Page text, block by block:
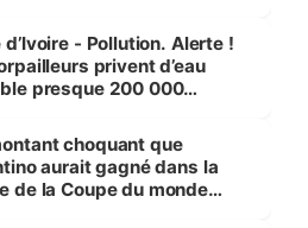
d’Ivoire - Pollution. Alerte !
privent d’eau
presque 200 000
choquant que
aurait gagné dans la
de la Coupe du monde